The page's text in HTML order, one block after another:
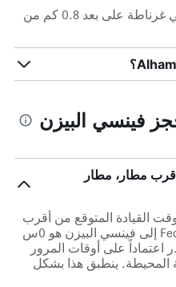
Casa Museo Manuel de Falla في غرناطة على بعد 0.8 كم من
فينسي البيزن
مطار، مطار
يكون وقت القيادة المتوقع من أقرب
مطار مطار Federico Garcia Lorca إلى فينسي البيزن هو 0س
اعتماداً على أوقات المرور
المحيطة. ينطبق هذا بشكل